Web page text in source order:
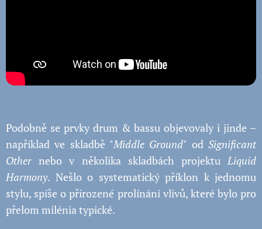
Podobně se prvky drum & bassu objevovaly i jinde –
například ve skladbě "Middle Ground" odSignificant
Othernebo v několika skladbách projektu Liquid
Harmony. Nešlo o systematický příklon k jednomu
stylu, spíše o přirozené prolínání vlivů, které bylo pro
přelom milénia typické.